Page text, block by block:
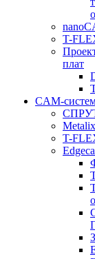
T-
плат
CAM-
Metalix
T-